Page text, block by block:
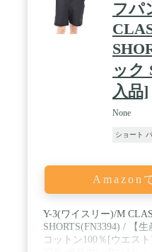
フパ
ック
入品]
None
ショート
Amazon
Y-3(ワイスリー)/M
SHORTS(FN3394) / 【
コットン100％[ウエス